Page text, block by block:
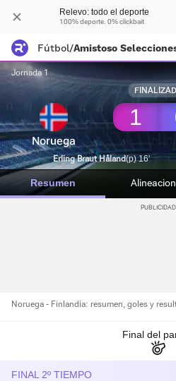
Relevo: todo el deporte
100% deporte. 0% clickbait
Fútbol/Amistoso
Jornada 1
Noruega
1
Erling Braut Håland(p) 16'
Resumen
Noruega - Finlandia: resumen, goles y
Final del
FINAL 2º TIEMPO